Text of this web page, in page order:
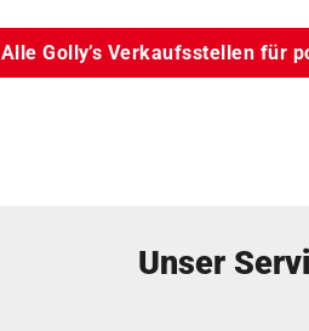
Alle Golly’s Verkaufsstellen für
Unser